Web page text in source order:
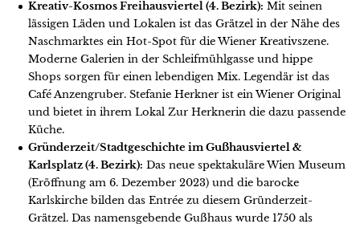
Kreativ-Kosmos Freihausviertel (4. Bezirk): Mit seinen
lässigen Läden und Lokalen ist das Grätzel in der Nähe des
Naschmarktes ein Hot-Spot für die Wiener Kreativszene.
Moderne Galerien in der Schleifmühlgasse und hippe
Shops sorgen für einen lebendigen Mix. Legendär ist das
Café Anzengruber. Stefanie Herkner ist ein Wiener Original
und bietet in ihrem Lokal Zur Herknerin die dazu passende
Küche.
Gründerzeit/Stadtgeschichte im Gußhausviertel &
Karlsplatz (4. Bezirk): Das neue spektakuläre Wien Museum
(Eröffnung am 6. Dezember 2023) und die barocke
Karlskirche bilden das Entrée zu diesem Gründerzeit-
Grätzel. Das namensgebende Gußhaus wurde 1750 als